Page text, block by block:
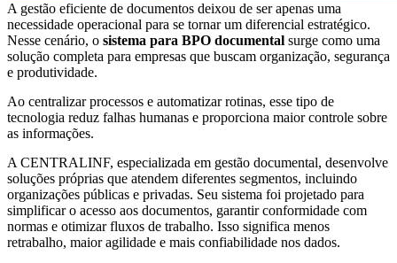
A gestão eficiente de documentos deixou de ser apenas uma
necessidade operacional para se tornar um diferencial estratégico.
Nesse cenário, o sistema para BPO documental surge como uma
solução completa para empresas que buscam organização, segurança
e produtividade.
Ao centralizar processos e automatizar rotinas, esse tipo de
tecnologia reduz falhas humanas e proporciona maior controle sobre
as informações.
A CENTRALINF, especializada em gestão documental, desenvolve
soluções próprias que atendem diferentes segmentos, incluindo
organizações públicas e privadas. Seu sistema foi projetado para
simplificar o acesso aos documentos, garantir conformidade com
normas e otimizar fluxos de trabalho. Isso significa menos
retrabalho, maior agilidade e mais confiabilidade nos dados.